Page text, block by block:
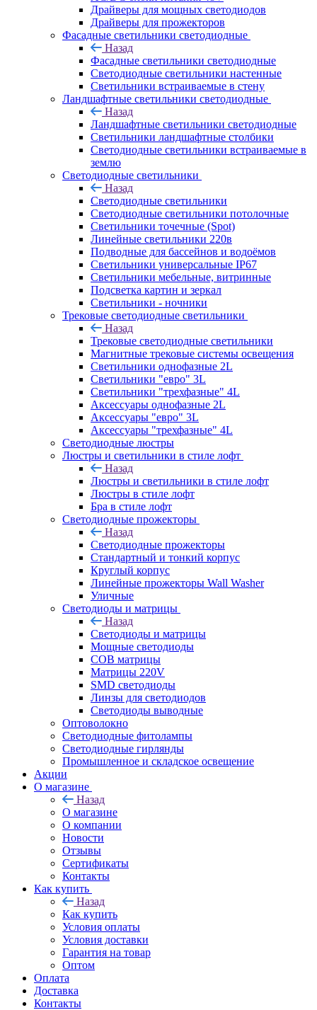
Драйверы для мощных светодиодов
Драйверы для прожекторов
Фасадные светильники светодиодные
Назад
Фасадные светильники светодиодные
Светодиодные светильники настенные
Светильники встраиваемые в стену
Ландшафтные светильники светодиодные
Назад
Ландшафтные светильники светодиодные
Светильники ландшафтные столбики
Светодиодные светильники встраиваемые в
землю
Светодиодные светильники
Назад
Светодиодные светильники
Светодиодные светильники потолочные
Светильники точечные (Spot)
Линейные светильники 220в
Подводные для бассейнов и водоёмов
Светильники универсальные IP67
Светильники мебельные, витринные
Подсветка картин и зеркал
Светильники - ночники
Трековые светодиодные светильники
Назад
Трековые светодиодные светильники
Магнитные трековые системы освещения
Светильники однофазные 2L
Светильники "евро" 3L
Светильники "трехфазные" 4L
Аксессуары однофазные 2L
Аксессуары "евро" 3L
Аксессуары "трехфазные" 4L
Светодиодные люстры
Люстры и светильники в стиле лофт
Назад
Люстры и светильники в стиле лофт
Люстры в стиле лофт
Бра в стиле лофт
Светодиодные прожекторы
Назад
Светодиодные прожекторы
Стандартный и тонкий корпус
Круглый корпус
Линейные прожекторы Wall Washer
Уличные
Светодиоды и матрицы
Назад
Светодиоды и матрицы
Мощные светодиоды
COB матрицы
Матрицы 220V
SMD светодиоды
Линзы для светодиодов
Светодиоды выводные
Оптоволокно
Светодиодные фитолампы
Светодиодные гирлянды
Промышленное и складское освещение
Акции
О магазине
Назад
О магазине
О компании
Новости
Отзывы
Сертификаты
Контакты
Как купить
Назад
Как купить
Условия оплаты
Условия доставки
Гарантия на товар
Оптом
Оплата
Доставка
Контакты